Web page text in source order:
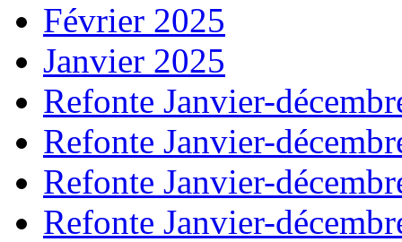
Février 2025
Janvier 2025
Refonte Janvier-
Refonte Janvier-
Refonte Janvier-
Refonte Janvier-